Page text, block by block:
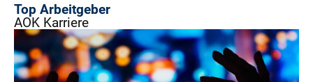
Top Arbeitgeber
AOK Karriere